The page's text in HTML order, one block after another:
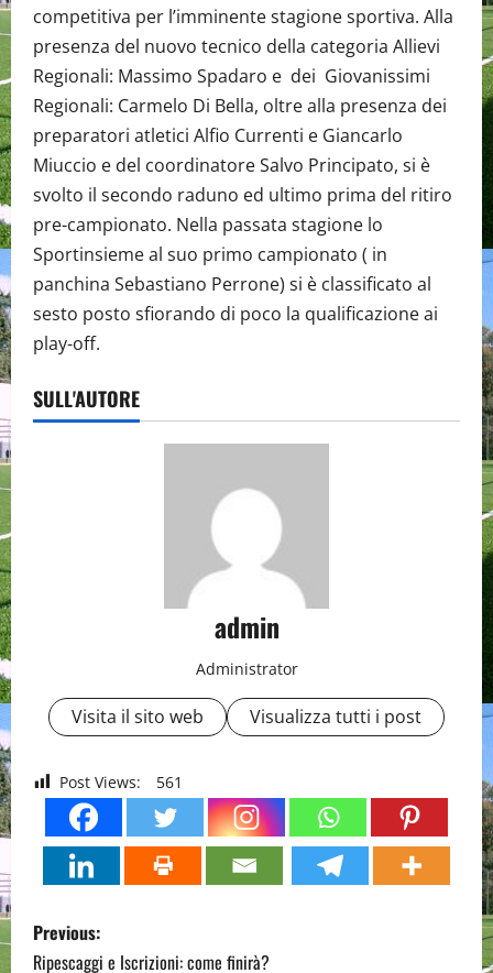
competitiva per l’imminente stagione sportiva. Alla
presenza del nuovo tecnico della categoria Allievi
Regionali: Massimo Spadaro e dei Giovanissimi
Regionali: Carmelo Di Bella, oltre alla presenza dei
preparatori atletici Alfio Currenti e Giancarlo
Miuccio e del coordinatore Salvo Principato, si è
svolto il secondo raduno ed ultimo prima del ritiro
pre-campionato. Nella passata stagione lo
Sportinsieme al suo primo campionato ( in
panchina Sebastiano Perrone) si è classificato al
sesto posto sfiorando di poco la qualificazione ai
play-off.
SULL'AUTORE
admin
Administrator
Visita il sito web Visualizza tutti i post
Post Views: 561
P
Previous:
Ripescaggi e Iscrizioni: come finirà?